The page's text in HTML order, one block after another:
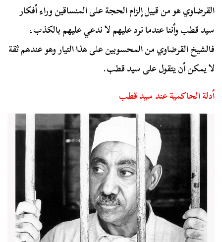
القرضاوي هو من قبيل إلزام الحجة على المنساقين وراء أفكار
سيد قطب وأننا عندما نرد عليهم لا ندعي عليهم بالكذب،
فالشيخ القرضاوي من المحسوبين على هذا التيار وهو عندهم ثقة
لا يمكن أن يتقول على سيد قطب.
أدلة الحاكمية عند سيد قطب